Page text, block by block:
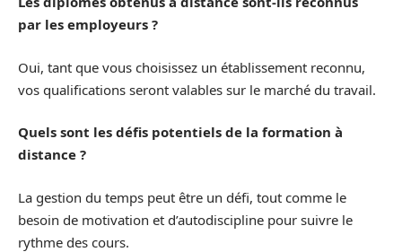
par les employeurs ?
Oui, tant que vous choisissez un établissement reconnu,
vos qualifications seront valables sur le marché du travail.
Quels sont les défis potentiels de la formation à
distance ?
La gestion du temps peut être un défi, tout comme le
besoin de motivation et d’autodiscipline pour suivre le
rythme des cours.